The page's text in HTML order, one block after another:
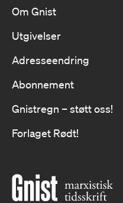
Om Gnist
Utgivelser
Adresseendring
Abonnement
Gnistregn – støtt oss!
Forlaget Rødt!